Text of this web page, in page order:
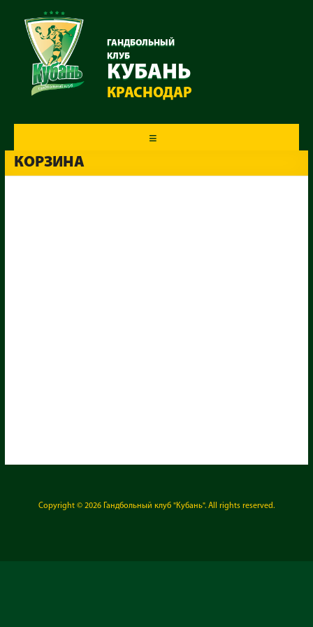
ГАНДБОЛЬНЫЙ
КЛУБ
КУБАНЬ
КРАСНОДАР
КОРЗИНА
Copyright © 2026 Гандбольный клуб "Кубань". All rights reserved.